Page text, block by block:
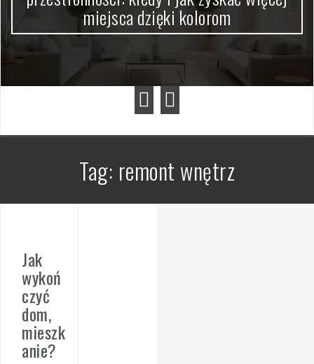
miejsca dzięki kolorom
Tag: remont wnętrz
Jak
wykoń
czyć
dom,
mieszk
anie?